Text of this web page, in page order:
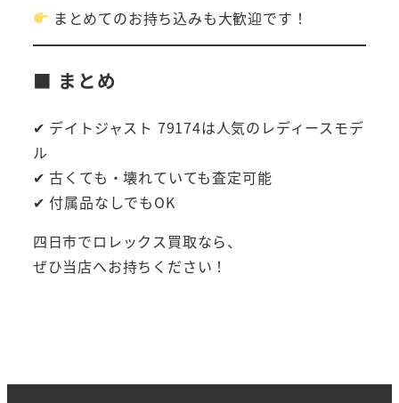
まとめてのお持ち込みも大歓迎です！
■ まとめ
✔ デイトジャスト 79174は人気のレディースモデ
ル
✔ 古くても・壊れていても査定可能
✔ 付属品なしでもOK
四日市でロレックス買取なら、
ぜひ当店へお持ちください！